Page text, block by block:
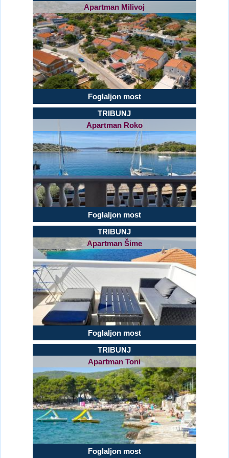
Apartman Milivoj
Foglaljon most
TRIBUNJ
Apartman Roko
Foglaljon most
TRIBUNJ
Apartman Šime
Foglaljon most
TRIBUNJ
Apartman Toni
Foglaljon most